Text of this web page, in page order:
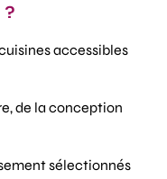
accessibles
de la conception
sélectionnés